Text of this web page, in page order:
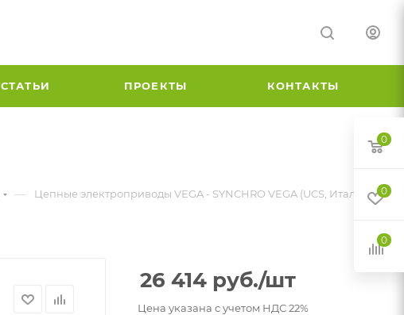
СТАТЬИ ПРОЕКТЫ КОНТАКТЫ
— Цепные электроприводы VEGA - SYNCHRO VEGA (UCS, Италия)
26 414 руб./шт
Цена указана с учетом НДС 22%
0
0
0